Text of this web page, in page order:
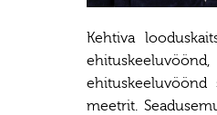
Kehtiva
ehituskeeluvöönd
meetrit.